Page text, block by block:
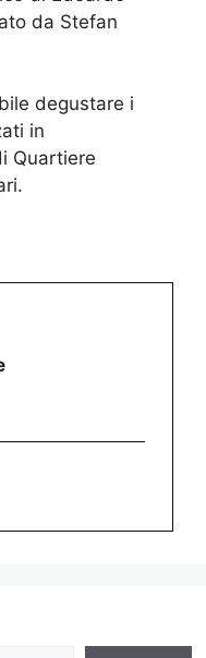
da Stefan
degustare i
in
Quartiere